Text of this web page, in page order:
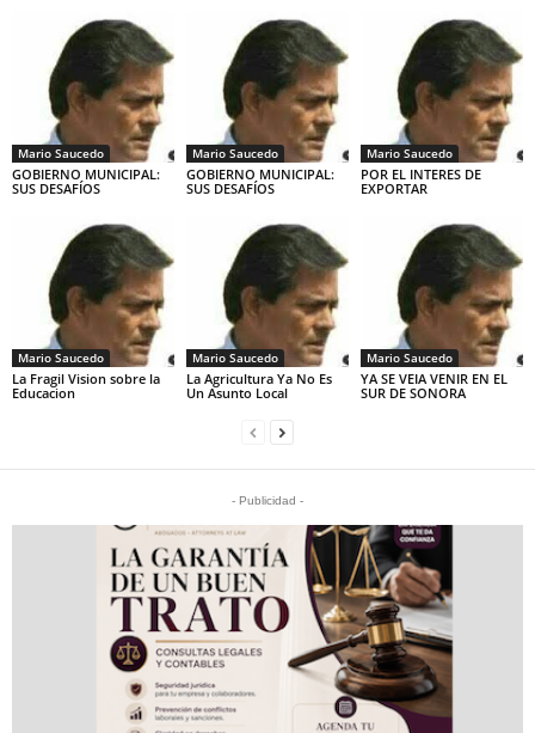
Mario Saucedo
GOBIERNO MUNICIPAL:
SUS DESAFÍOS
Mario Saucedo
GOBIERNO MUNICIPAL:
SUS DESAFÍOS
Mario Saucedo
POR EL INTERES DE
EXPORTAR
Mario Saucedo
La Fragil Vision sobre la
Educacion
Mario Saucedo
La Agricultura Ya No Es
Un Asunto Local
Mario Saucedo
YA SE VEIA VENIR EN EL
SUR DE SONORA
- Publicidad -